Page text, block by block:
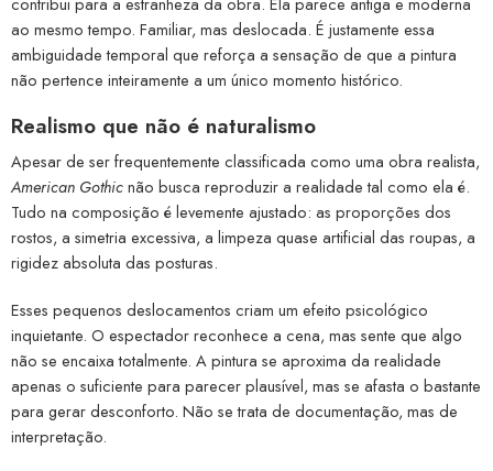
ao mesmo tempo. Familiar, mas deslocada. É justamente essa
ambiguidade temporal que reforça a sensação de que a pintura
não pertence inteiramente a um único momento histórico.
Realismo que não é naturalismo
Apesar de ser frequentemente classificada como uma obra realista,
American Gothicnão busca reproduzir a realidade tal como ela é.
Tudo na composição é levemente ajustado: as proporções dos
rostos, a simetria excessiva, a limpeza quase artificial das roupas, a
rigidez absoluta das posturas.
Esses pequenos deslocamentos criam um efeito psicológico
inquietante. O espectador reconhece a cena, mas sente que algo
não se encaixa totalmente. A pintura se aproxima da realidade
apenas o suficiente para parecer plausível, mas se afasta o bastante
para gerar desconforto. Não se trata de documentação, mas de
interpretação.